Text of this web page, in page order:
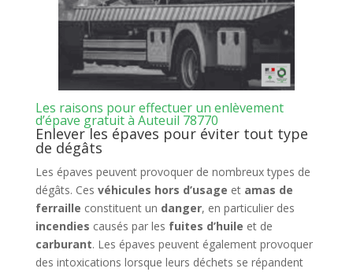
Les raisons pour effectuer un enlèvement
d’épave gratuit à Auteuil 78770
Enlever les épaves pour éviter tout type
de dégâts
Les épaves peuvent provoquer de nombreux types de
dégâts. Ces véhicules hors d’usage et amas de
ferraille constituent un danger, en particulier des
incendies causés par les fuites d’huile et de
carburant. Les épaves peuvent également provoquer
des intoxications lorsque leurs déchets se répandent